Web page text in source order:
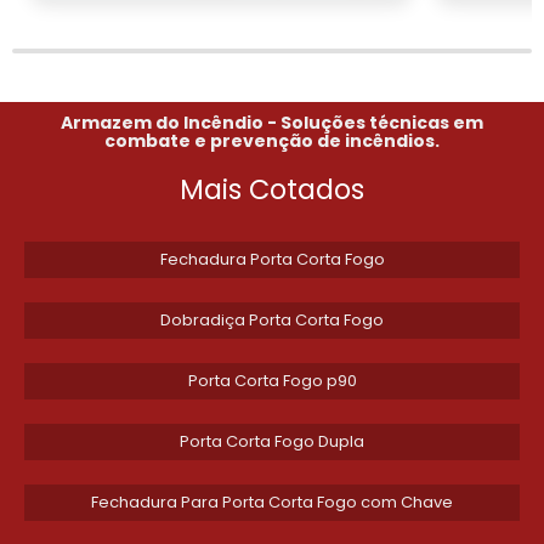
mercado e do meio ambiente.
Investir em um fornecedor que entende as
nuances do combate a incêndios é essencial
apenas as mangueiras, mas também um
sua equipe para agir com eficácia e
segurança quando necessário. A escolha do
parceiro certo pode fazer toda a diferença na
transformação das práticas de segurança da
SOLICITE UM ORÇAMENTO
PERSONALIZADO HOJE
MESMO
Armazem do Incêndio - Soluções técnicas em
combate e prevenção de incêndios.
Mais Cotados
Fechadura Porta Corta Fogo
Dobradiça Porta Corta Fogo
Porta Corta Fogo p90
Porta Corta Fogo Dupla
Fechadura Para Porta Corta Fogo com Chave